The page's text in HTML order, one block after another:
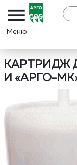
КАРТРИДЖ
И «АРГО-